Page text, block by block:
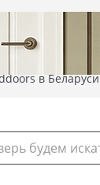
в Беларуси